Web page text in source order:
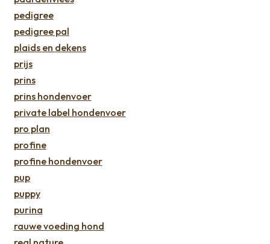
pedigree
pedigree pal
plaids en dekens
prijs
prins
prins hondenvoer
private label hondenvoer
pro plan
profine
profine hondenvoer
pup
puppy
purina
rauwe voeding hond